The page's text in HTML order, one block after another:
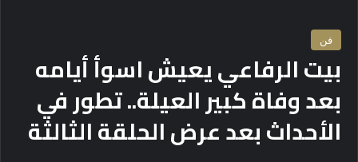
فن
بيت الرفاعي يعيش اسوأ أيامه
بعد وفاة كبير العيلة.. تطور في
الأحداث بعد عرض الحلقة الثالثة